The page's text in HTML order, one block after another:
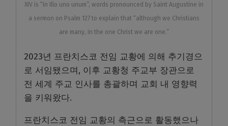
XIV is “In Illo uno unum”, words pronounced by Saint Augustine in
a sermon on Psalm 127 to explain that “although we Christians
are many, in the one Christ we are one.”
2023년 프란치스코 전임 교황에 의해 추기경으
로 서임됐으며, 이후 교황청 주교부 장관으로
전 세계 주교 인사를 총괄하며 교회 내 영향력
을 키워왔다.
프란치스코 전임 교황의 측근으로 활동했으나